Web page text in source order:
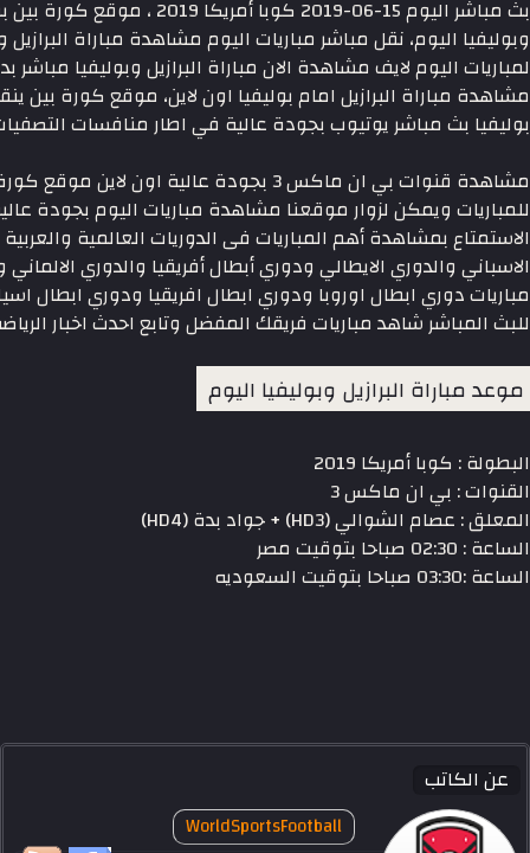
بث مباشر اليوم 15-06-2019 كوبا
وبوليفيا اليوم، نقل مباشر مباريات اليوم مشاهدة مباراة
لمباريات اليوم لايف مشاهدة الان مباراة البرازيل وبوليفيا
مشاهدة مباراة البرازيل امام بوليفيا اون لاين، موقع كورة بين
بوليفيا بث مباشر يوتيوب بجودة عالية في اطار منافسات التصفيات
مشاهدة قنوات بي ان ماكس 3 بجودة عالية
للمباريات ويمكن لزوار موقعنا مشاهدة مباريات اليوم بجودة
الاستمتاع بمشاهدة أهم المباريات فى الدوريات العالمية
الاسباني والدوري الايطالي ودوري أبطال أفريقيا والدوري
مباريات دوري ابطال اوروبا ودوري ابطال افريقيا ودوري ابطال
للبث المباشر شاهد مباريات فريقك المفضل وتابع احدث اخبار
موعد مباراة البرازيل وبوليفيا اليوم
البطولة : كوبا أمريكا 2019
القنوات : بي ان ماكس 3
المعلق : عصام الشوالي (HD3) + جواد بدة (HD4)
الساعة : 02:30 صباحا بتوقيت مصر
الساعة :03:30 صباحا بتوقيت السعوديه
عن الكاتب
WorldSportsFootball